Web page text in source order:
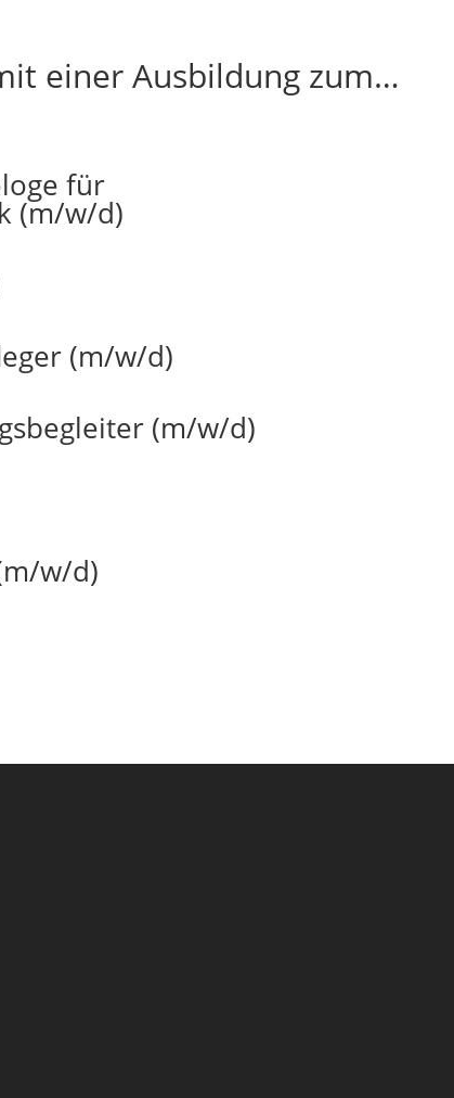
einer Ausbildung zum…
für
(m/w/d)
(m/w/d)
(m/w/d)
w/d)